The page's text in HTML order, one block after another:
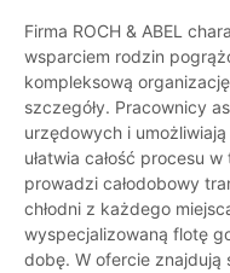
Firma ROCH & ABEL
wsparciem rodzin
kompleksową
szczegóły. Pracownicy
urzędowych i
ułatwia całość procesu
prowadzi całodobowy
chłodni z każdego
wyspecjalizowaną flotę
dobę. W ofercie znajdują